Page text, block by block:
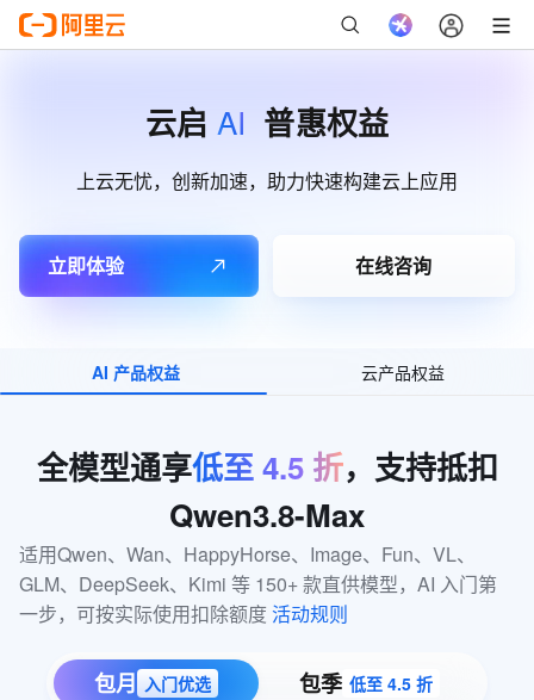
云启 AI 普惠权益
上云无忧，创新加速，助力快速构建云上应用
立即体验 在线咨询
AI 产品权益 云产品权益
全模型通享低至 4.5 折，支持抵扣
Qwen3.8-Max
适用Qwen、Wan、HappyHorse、Image、Fun、VL、
GLM、DeepSeek、Kimi 等 150+ 款直供模型，AI 入门第
一步，可按实际使用扣除额度 活动规则
包月 入门优选 包季 低至 4.5 折